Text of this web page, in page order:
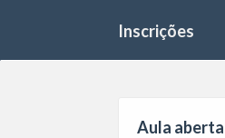
Inscrições
Aula